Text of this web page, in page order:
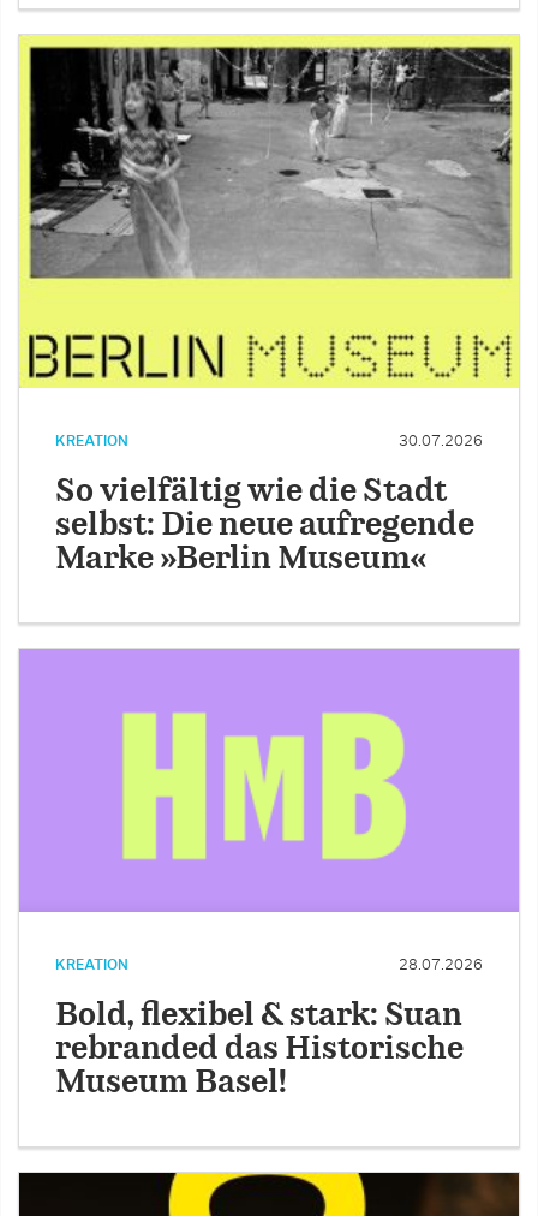
KREATION 30.07.2026
So vielfältig wie die Stadt
selbst: Die neue aufregende
Marke »Berlin Museum«
KREATION 28.07.2026
Bold, flexibel & stark: Suan
rebranded das Historische
Museum Basel!